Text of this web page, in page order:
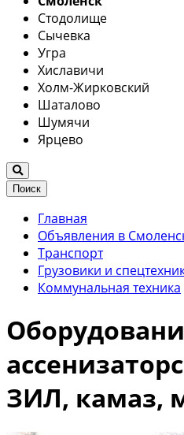
Стодолище
Сычевка
Угра
Хиславичи
Холм-Жирковский
Шаталово
Шумячи
Ярцево
Поиск
Главная
Объявления в
Транспорт
Грузовики и
Коммунальная техника
ЗИЛ, камаз,